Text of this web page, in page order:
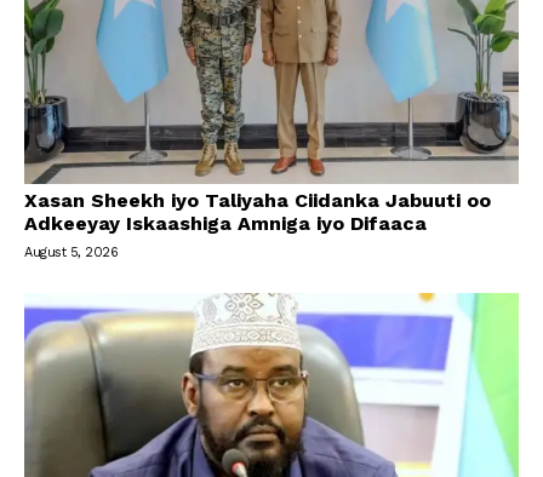
Xasan Sheekh iyo Taliyaha Ciidanka Jabuuti oo
Adkeeyay Iskaashiga Amniga iyo Difaaca
August 5, 2026